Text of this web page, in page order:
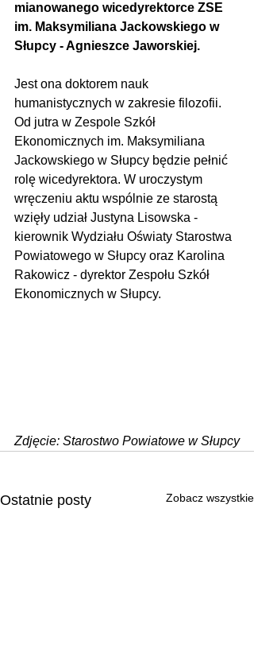
mianowanego wicedyrektorce ZSE
im. Maksymiliana Jackowskiego w
Słupcy - Agnieszce Jaworskiej.
Jest ona doktorem nauk
humanistycznych w zakresie filozofii.
Od jutra w Zespole Szkół
Ekonomicznych im. Maksymiliana
Jackowskiego w Słupcy będzie pełnić
rolę wicedyrektora. W uroczystym
wręczeniu aktu wspólnie ze starostą
wzięły udział Justyna Lisowska -
kierownik Wydziału Oświaty Starostwa
Powiatowego w Słupcy oraz Karolina
Rakowicz - dyrektor Zespołu Szkół
Ekonomicznych w Słupcy.
Zdjęcie: Starostwo Powiatowe w Słupcy
Ostatnie posty Zobacz wszystkie